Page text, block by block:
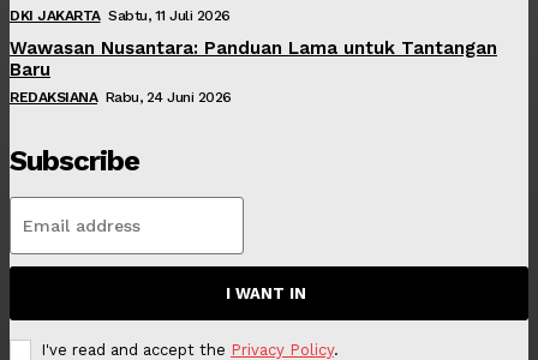
DKI JAKARTA Sabtu, 11 Juli 2026
Wawasan Nusantara: Panduan Lama untuk Tantangan
Baru
REDAKSIANA Rabu, 24 Juni 2026
Subscribe
I WANT IN
I've read and accept the Privacy Policy.